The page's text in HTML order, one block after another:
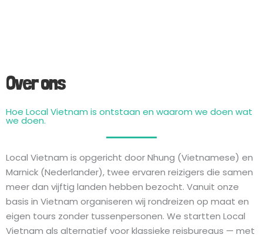
Over ons
Hoe Local Vietnam is ontstaan ​​en waarom we doen wat
we doen.
Local Vietnam is opgericht door Nhung (Vietnamese) en
Marnick (Nederlander), twee ervaren reizigers die samen
meer dan vijftig landen hebben bezocht. Vanuit onze
basis in Vietnam organiseren wij rondreizen op maat en
eigen tours zonder tussenpersonen. We startten Local
Vietnam als alternatief voor klassieke reisbureaus — met